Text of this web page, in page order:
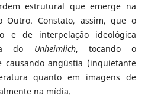
estrutural que emerge na
Outro. Constato, assim, que o
e de interpelação ideológica
do Unheimlich, tocando o
causando angústia (inquietante
quanto em imagens de
na mídia.